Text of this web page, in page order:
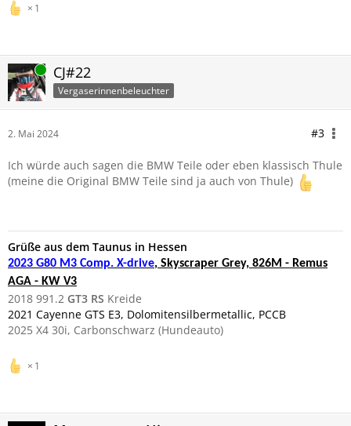
1
Online CJ#22
Vergaserinnenbeleuchter
2. Mai 2024 #3
Ich würde auch sagen die BMW Teile oder eben klassisch Thule
(meine die Original BMW Teile sind ja auch von Thule)
Grüße aus dem Taunus in Hessen
2023 G80 M3 Comp. X-drive, Skyscraper Grey, 826M - Remus
AGA - KW V3
2018 991.2 GT3 RS Kreide
2021 Cayenne GTS E3, Dolomitensilbermetallic, PCCB
2025 X4 30i, Carbonschwarz (Hundeauto)
1